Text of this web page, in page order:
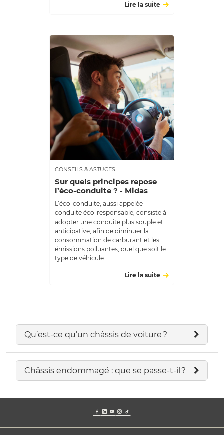
Lire la suite
CONSEILS & ASTUCES
Sur quels principes repose
l’éco-conduite ? - Midas
L’éco-conduite, aussi appelée
conduite éco-responsable, consiste à
adopter une conduite plus souple et
anticipative, afin de diminuer la
consommation de carburant et les
émissions polluantes, quel que soit le
type de véhicule.
Lire la suite
Qu’est-ce qu’un châssis de voiture ?
Châssis endommagé : que se passe-t-il ?